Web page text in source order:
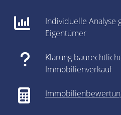
Individuelle Analyse
Eigentümer
Klärung
Immobilienverkauf